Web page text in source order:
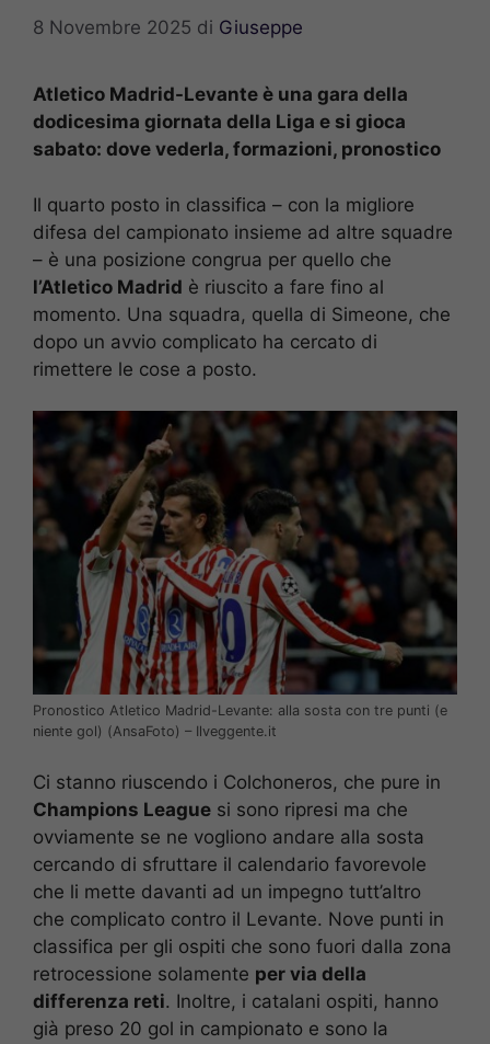
8 Novembre 2025 di Giuseppe
Atletico Madrid-Levante è una gara della
dodicesima giornata della Liga e si gioca
sabato: dove vederla, formazioni, pronostico
Il quarto posto in classifica – con la migliore
difesa del campionato insieme ad altre squadre
– è una posizione congrua per quello che
l’Atletico Madrid è riuscito a fare fino al
momento. Una squadra, quella di Simeone, che
dopo un avvio complicato ha cercato di
rimettere le cose a posto.
Pronostico Atletico Madrid-Levante: alla sosta con tre punti (e
niente gol) (AnsaFoto) – Ilveggente.it
Ci stanno riuscendo i Colchoneros, che pure in
Champions League si sono ripresi ma che
ovviamente se ne vogliono andare alla sosta
cercando di sfruttare il calendario favorevole
che li mette davanti ad un impegno tutt’altro
che complicato contro il Levante. Nove punti in
classifica per gli ospiti che sono fuori dalla zona
retrocessione solamente per via della
differenza reti. Inoltre, i catalani ospiti, hanno
già preso 20 gol in campionato e sono la